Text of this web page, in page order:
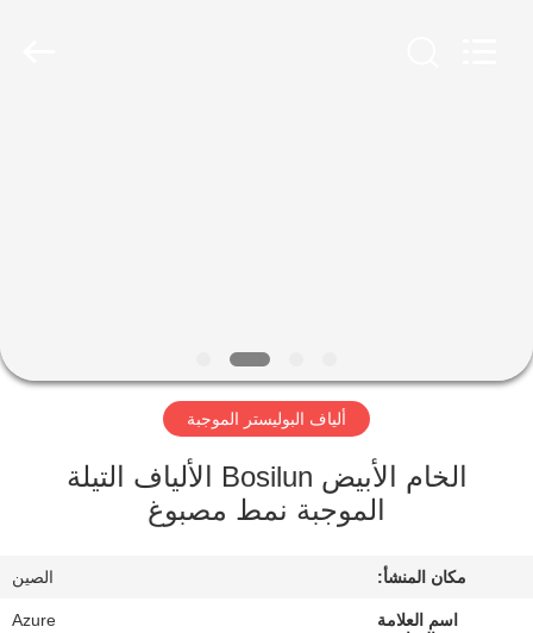
فيديو
ألياف البوليستر الموجبة
الخام الأبيض Bosilun الألياف التيلة
الموجبة نمط مصبوغ
مكان المنشأ: الصين
اسم العلامة
Azure